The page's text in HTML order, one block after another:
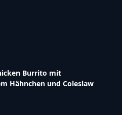
Burrito mit
Hähnchen und Coleslaw